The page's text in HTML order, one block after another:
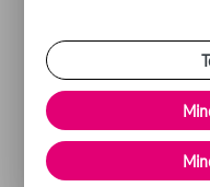
mindenféle halálos
rombolnak le." A
dilpomatikus és
rövidre a vitát: örülnek
hogy Cameron